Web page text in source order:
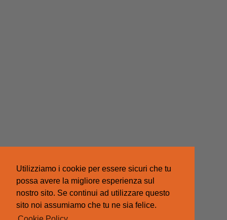
Utilizziamo i cookie per essere sicuri che tu
possa avere la migliore esperienza sul
nostro sito. Se continui ad utilizzare questo
sito noi assumiamo che tu ne sia felice.